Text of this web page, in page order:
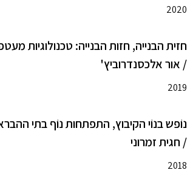
2020
חזית הבנייה, חזות הבנייה: טכנולוגיות
/ אור אלכסנדרוביץ'
2019
נוֹפש בנוֹי הקיבוץ, התפתחות נוֹף בתי
/ חגית זמרוני
2018